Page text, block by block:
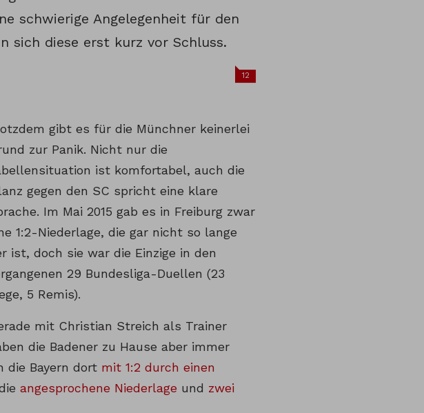
schwierige Angelegenheit für den
sich diese erst kurz vor Schluss.
12
gibt es für die Münchner keinerlei
zur Panik. Nicht nur die
ist komfortabel, auch die
gegen den SC spricht eine klare
Im Mai 2015 gab es in Freiburg zwar
1:2-Niederlage, die gar nicht so lange
ist, doch sie war die Einzige in den
29 Bundesliga-Duellen (23
5 Remis).
mit Christian Streich als Trainer
die Badener zu Hause aber immer
die Bayern dort mit 1:2 durch einen
angesprochene Niederlage und zwei